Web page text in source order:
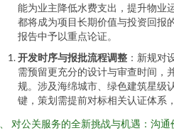
能为业主降低水费支出，提升物业
都将成为项目长期价值与投资回报
报告中予以重点论证。
开发时序与报批流程调整 ：新规对
需预留更充分的设计与审查时间，
规。涉及海绵城市、绿色建筑星级
键，策划需提前对标相关认证体系
对公关服务的全新挑战与机遇：沟